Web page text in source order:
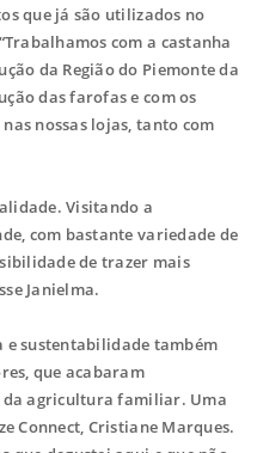
que já são utilizados no
com a castanha
da Região do Piemonte da
das farofas e com os
nossas lojas, tanto com
Visitando a
com bastante variedade de
de trazer mais
Janielma.
e sustentabilidade também
que acabaram
da agricultura familiar. Uma
Connect, Cristiane Marques.